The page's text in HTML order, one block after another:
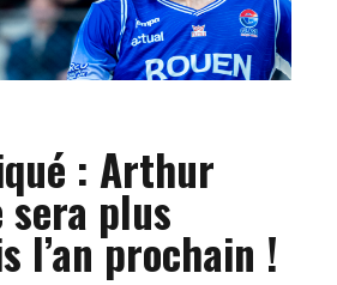
: Arthur
sera plus
l’an prochain !